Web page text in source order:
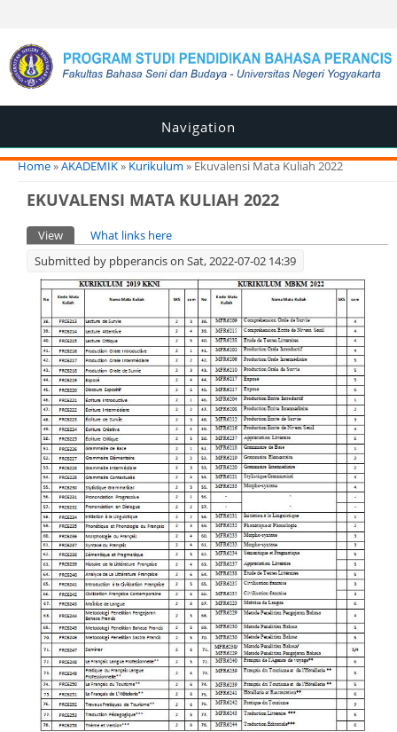
Navigation
You are here
Home»AKADEMIK»Kurikulum» Ekuvalensi Mata Kuliah 2022
EKUVALENSI MATA KULIAH 2022
Primary tabs
View (active tab)
What links here
Submitted by pbperancison Sat, 2022-07-02 14:39